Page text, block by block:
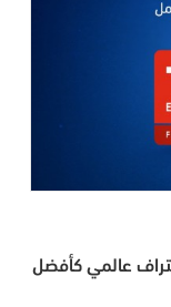
عالمي كأفضل